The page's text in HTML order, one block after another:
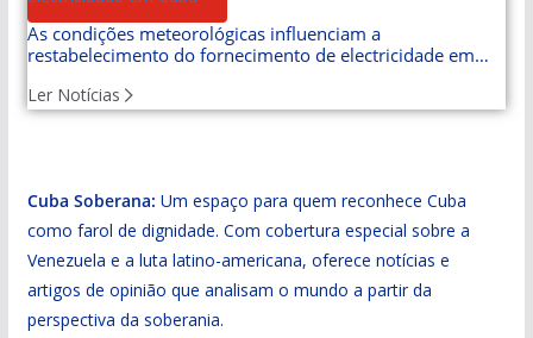
As condições meteorológicas influenciam a
restabelecimento do fornecimento de electricidade em
Ler Notícias
Cuba Soberana: Um espaço para quem reconhece Cuba
como farol de dignidade. Com cobertura especial sobre a
Venezuela e a luta latino-americana, oferece notícias e
artigos de opinião que analisam o mundo a partir da
perspectiva da soberania.